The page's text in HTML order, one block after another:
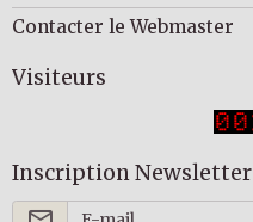
Contacter le Webmaster
Visiteurs
Inscription Newsletter